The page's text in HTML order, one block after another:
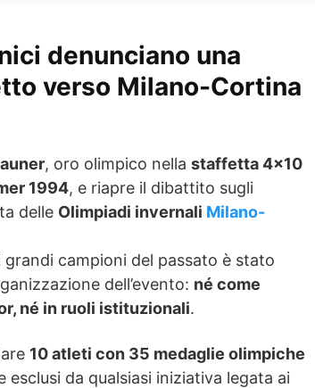
denunciano una
verso Milano-Cortina
, oro olimpico nella staffetta 4×10
1994, e riapre il dibattito sugli
delle Olimpiadi invernali Milano-
grandi campioni del passato è stato
dell’evento: né come
né in ruoli istituzionali.
10 atleti con 35 medaglie olimpiche
esclusi da qualsiasi iniziativa legata ai